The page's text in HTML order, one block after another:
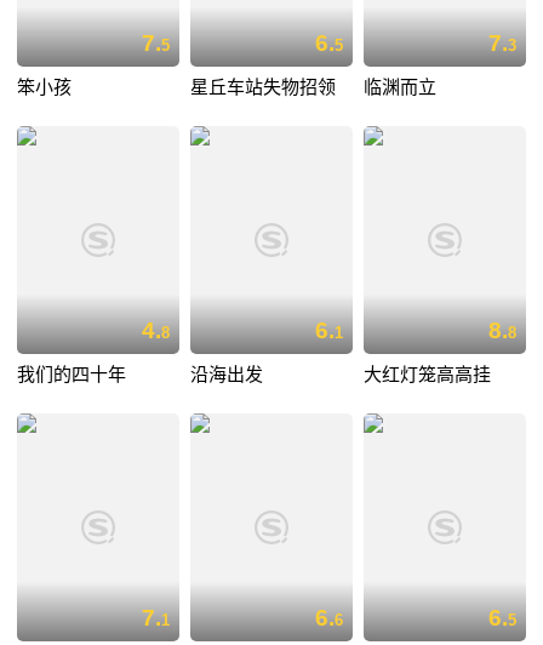
7.5
笨小孩
6.5
星丘车站失物招领
7.3
临渊而立
4.8
我们的四十年
6.1
沿海出发
8.8
大红灯笼高高挂
7.1 6.6 6.5